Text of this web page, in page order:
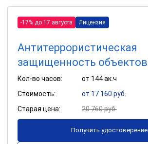
-17% до 17 августа Лицензия
Антитеррористическая
защищенность объектов
Кол-во часов:
от 144 ак.ч
Стоимость:
от 17 160 руб.
Старая цена:
20 760 руб.
Получить удостоверение